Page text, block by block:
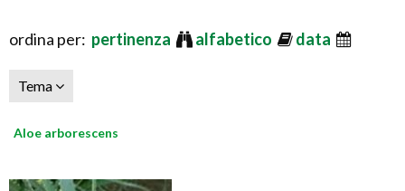
ordina per: pertinenza alfabetico data
Tema
Aloe arborescens